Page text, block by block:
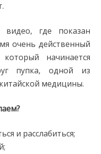
видео, где показан
очень действенный
начинается
пупка, одной из
медицины.
и расслабиться;